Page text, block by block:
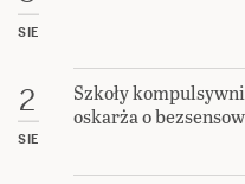
SIE
2
SIE
Szkoły
oskarża o